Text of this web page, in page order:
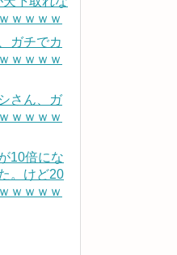
ｗｗｗｗ
ガチでカ
ｗｗｗｗ
さん、ガ
ｗｗｗｗ
10倍にな
。けど20
ｗｗｗｗ